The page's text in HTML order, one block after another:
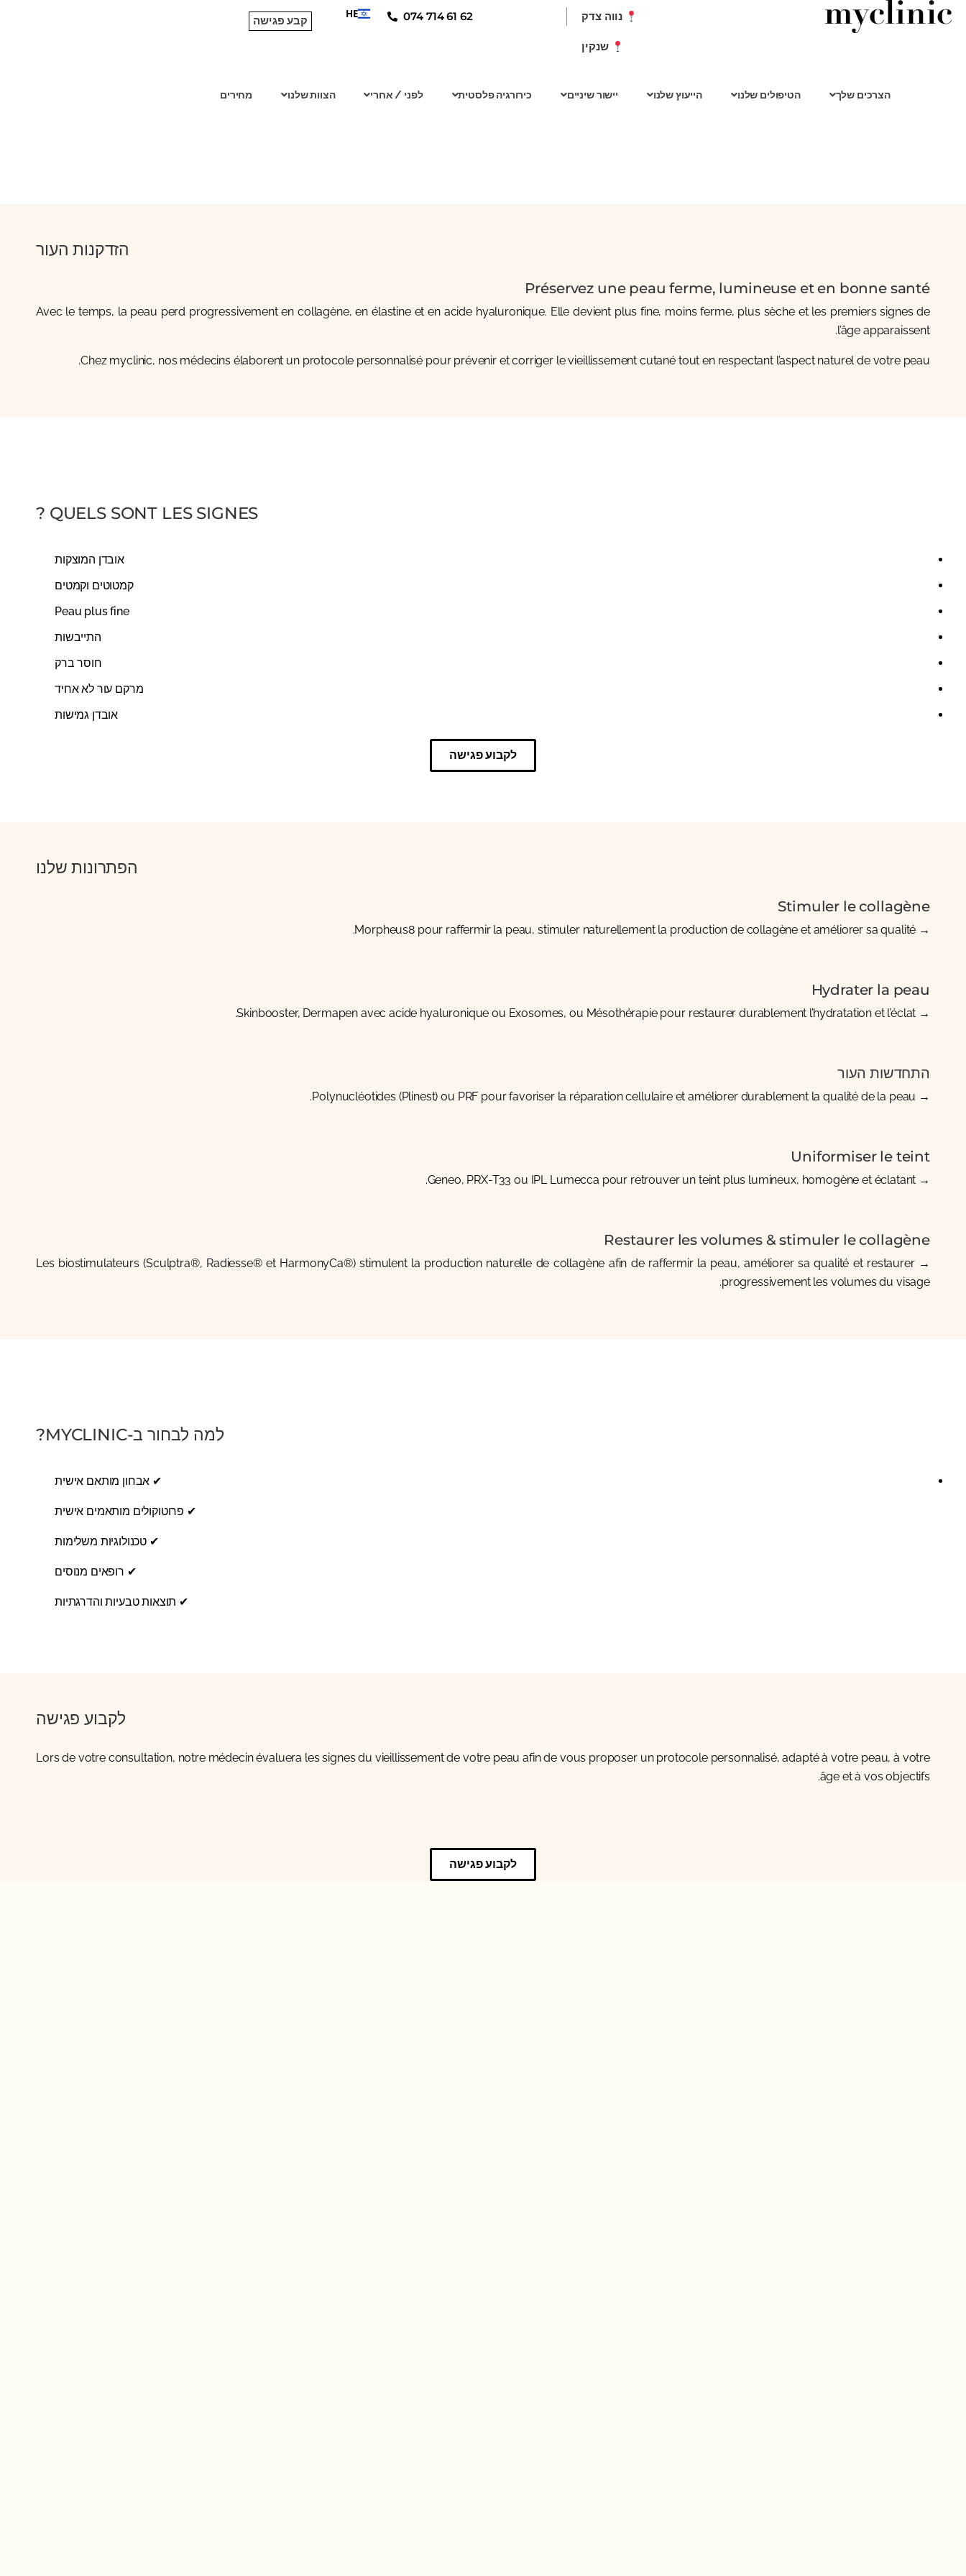
נווה צדק
שנקין
074 714 61 62
HE
קבע פגישה
הצרכים שלך הטיפולים שלנו הייעוץ שלנו יישור שיניים כירורגיה פלסטית לפני / אחרי הצוות שלנו מחירים
הזדקנות העור
Préservez une peau ferme, lumineuse et en bonne santé
Avec le temps, la peau perd progressivement en collagène, en élastine et en acide hyaluronique. Elle devient plus fine, moins ferme, plus sèche et les premiers signes de
l’âge apparaissent.
Chez myclinic, nos médecins élaborent un protocole personnalisé pour prévenir et corriger le vieillissement cutané tout en respectant l’aspect naturel de votre peau.
QUELS SONT LES SIGNES ?
אובדן המוצקות
קמטוטים וקמטים
Peau plus fine
התייבשות
חוסר ברק
מרקם עור לא אחיד
אובדן גמישות
לקבוע פגישה
הפתרונות שלנו
Stimuler le collagène
→
Morpheus8pour raffermir la peau, stimuler naturellement la production de collagène et améliorer sa qualité.
Hydrater la peau
→
Skinbooster, Dermapen avec acide hyaluronique ou Exosomes, ou Mésothérapiepour restaurer durablement l’hydratation et l’éclat.
התחדשות העור
→
Polynucléotides (Plinest) ou PRF pour favoriser la réparation cellulaire et améliorer durablement la qualité de la peau.
Uniformiser le teint
→
Geneo, PRX-T33 ou IPL Lumecca pour retrouver un teint plus lumineux, homogène et éclatant.
Restaurer les volumes & stimuler le collagène
→ Les
biostimulateurs (Sculptra®, Radiesse®et HarmonyCa®) stimulent la production naturelle de collagène afin de raffermir la peau, améliorer sa qualité et restaurer
progressivement les volumes du visage.
למה לבחור ב-MYCLINIC?
✔ אבחון מותאם אישית
✔ פרוטוקולים מותאמים אישית
✔ טכנולוגיות משלימות
✔ רופאים מנוסים
✔ תוצאות טבעיות והדרגתיות
לקבוע פגישה
Lors de votre consultation, notre médecin évaluera les signes du vieillissement de votre peau afin de vous proposer un protocole personnalisé, adapté à votre peau, à votre
âge et à vos objectifs.
לקבוע פגישה